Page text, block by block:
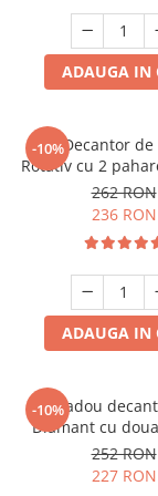
ADAUGA IN
-10%
Set Decantor
Rotativ cu 2
262 RON
236 RON
ADAUGA IN
-10%
Set cadou
Diamant cu
Deluxe
252 RON
227 RON